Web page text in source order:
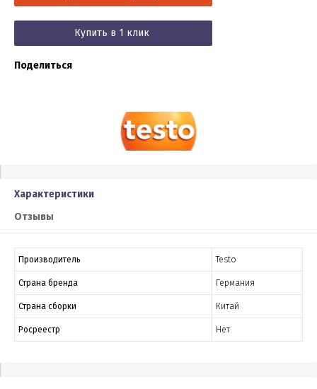
Купить в 1 клик
Поделиться
Характеристики
Отзывы
Производитель Testo
Страна бренда Германия
Страна сборки Китай
Росреестр Нет